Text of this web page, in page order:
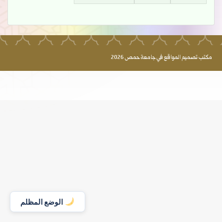
الوضع المظلم
مكتب تصميم المواقع في جامعة حمص 2026